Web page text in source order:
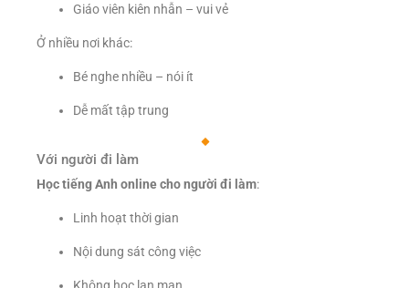
Giáo viên kiên nhẫn – vui vẻ
Ở nhiều nơi khác:
Bé nghe nhiều – nói ít
Dễ mất tập trung
Với người đi làm
Học tiếng Anh online cho người đi làm:
Linh hoạt thời gian
Nội dung sát công việc
Không học lan man